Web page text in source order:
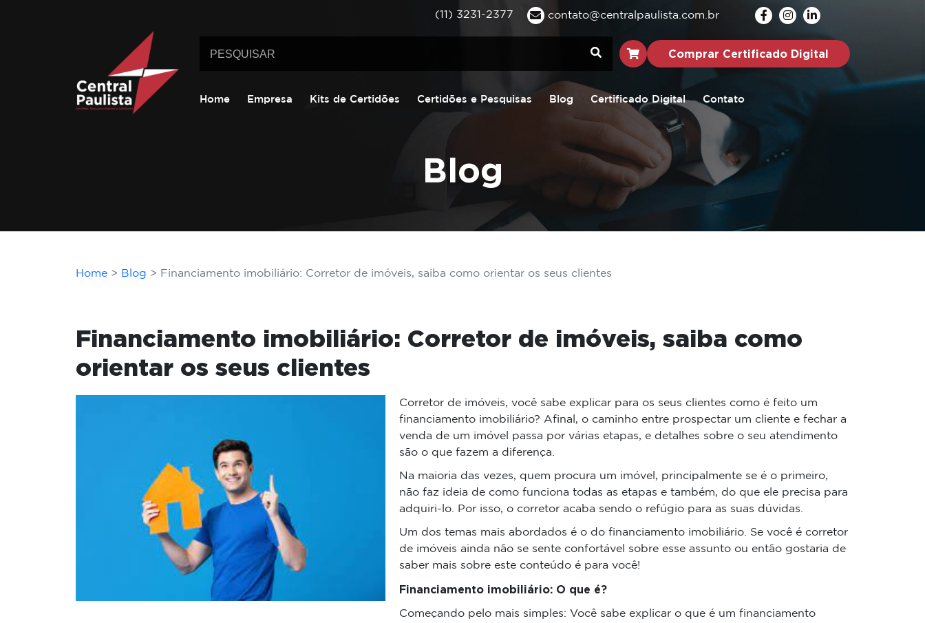
(11) 3231-2377 contato@centralpaulista.com.br
Comprar Certificado Digital
Home Empresa Kits de Certidões Certidões e Pesquisas Blog Certificado Digital Contato
Blog
Home Blog Financiamento imobiliário: Corretor de imóveis, saiba como orientar os seus clientes
Financiamento imobiliário: Corretor de imóveis, saiba como
orientar os seus clientes
Corretor de imóveis, você sabe explicar para os seus clientes como é feito um
financiamento imobiliário? Afinal, o caminho entre prospectar um cliente e fechar a
venda de um imóvel passa por várias etapas, e detalhes sobre o seu atendimento
são o que fazem a diferença.
Na maioria das vezes, quem procura um imóvel, principalmente se é o primeiro,
não faz ideia de como funciona todas as etapas e também, do que ele precisa para
adquiri-lo. Por isso, o corretor acaba sendo o refúgio para as suas dúvidas.
Um dos temas mais abordados é o do financiamento imobiliário. Se você é corretor
de imóveis ainda não se sente confortável sobre esse assunto ou então gostaria de
saber mais sobre este conteúdo é para você!
Financiamento imobiliário: O que é?
Começando pelo mais simples: Você sabe explicar o que é um financiamento